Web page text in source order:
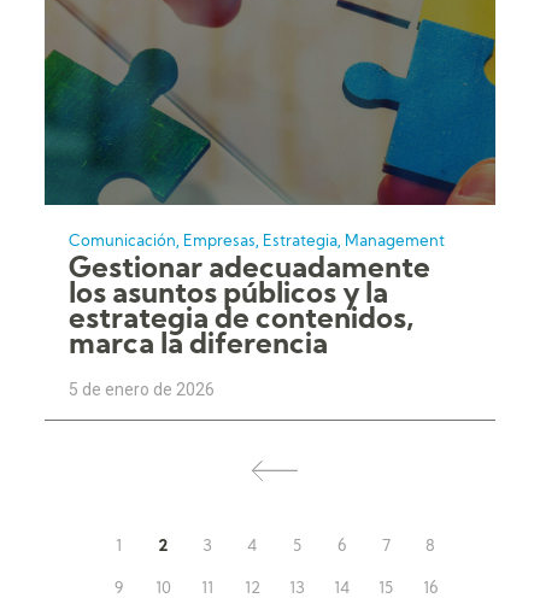
Comunicación Empresas Estrategia, Management
Gestionar adecuadamente
los asuntos públicos y la
estrategia de contenidos,
marca la diferencia
5 de enero de 2026
1 2 3 4 5 6 7 8
9 10 11 12 13 14 15 16